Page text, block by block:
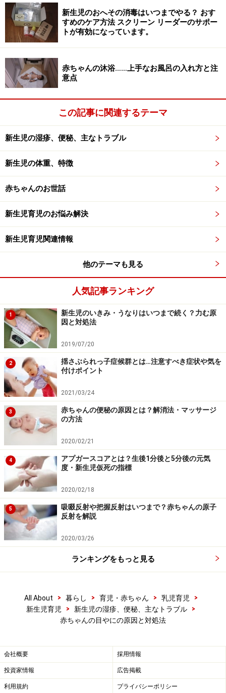
ガーゼで押さえます
4.泣いている時は涙でお薬が流れてしまうの
で、泣き止んだら点眼します
※記事内容は執筆時点のものです。最新の内容をご確認くださ
※乳幼児の発育には個人差があります。記事内容は全ての乳幼児
への有効性を保証するものではありません。気になる徴候が見ら
れる場合は、自己判断せず、必ず医療機関に相談してください。
新生児のおへその消毒はいつまでやる？ おす
すめのケア方法 スクリーン リーダーのサポー
トが有効になっています。
赤ちゃんの沐浴……上手なお風呂の入れ方と注
意点
この記事に関連するテーマ
新生児の湿疹、便秘、主なトラブル
新生児の体重、特徴
赤ちゃんのお世話
新生児育児のお悩み解決
新生児育児関連情報
他のテーマも見る
人気記事ランキング
1
新生児のいきみ・うなりはいつまで続く？力む原
因と対処法
2019/07/20
2
揺さぶられっ子症候群とは…注意すべき症状や気を
付けポイント
2021/03/24
3
赤ちゃんの便秘の原因とは？解消法・マッサージ
の方法
2020/02/21
4
アプガースコアとは？生後1分後と5分後の元気
度・新生児仮死の指標
2020/02/18
5
吸啜反射や把握反射はいつまで？赤ちゃんの原子
反射を解説
2020/03/26
ランキングをもっと見る
All About > 暮らし > 育児・赤ちゃん > 乳児育児
>
新生児育児
> 新生児の湿疹、便秘、主なトラブル
>
赤ちゃんの目やにの原因と対処法
会社概要 採用情報
投資家情報 広告掲載
利用規約 プライバシーポリシー